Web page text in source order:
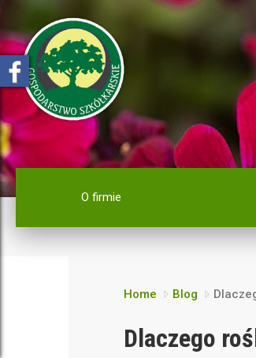
O firmie
Home Blog
Dlaczego